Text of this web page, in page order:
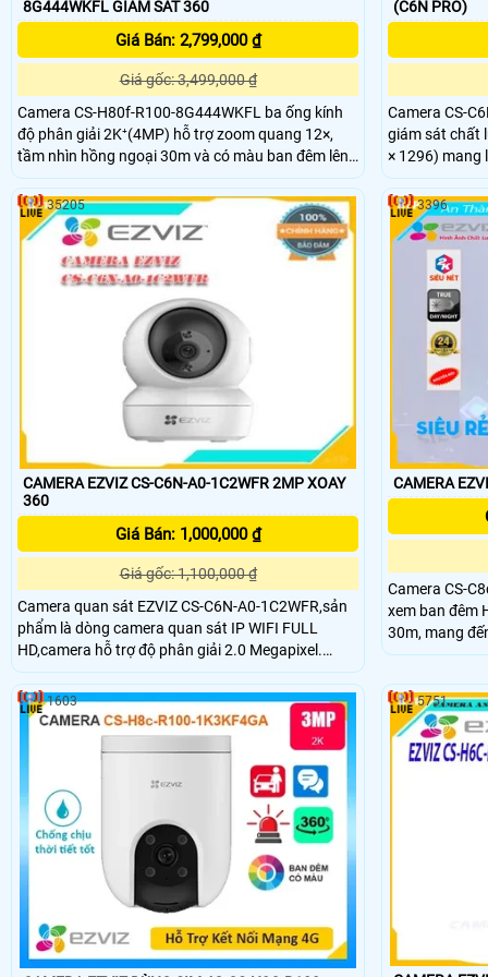
8G444WKFL GIÁM SÁT 360
Giá Bán: 2,799,000 ₫
Giá gốc: 3,499,000 ₫
Camera CS-H80f-R100-8G444WKFL ba ống kính
độ phân giải 2K⁺(4MP) hỗ trợ zoom quang 12×,
tầm nhìn hồng ngoại 30m và có màu ban đêm lên
đến 20m. Camera quay xoay 360° tích hợp đàm
thoại hai chiều, còi báo động và đèn chớp giúp
tăng cường an ninh. Chuẩn IP67 đảm bảo khả
năng chống bụi, nước, hoạt động bền bỉ trong mọi
điều kiện thời tiết.
(C6N PRO)
Camera CS-
giám sát chất
× 1296) mang
Camera có
2 chiều tích
bạn dễ dàng
CAMERA EZVIZ CS-C6N-A0-1C2WFR 2MP XOAY
360
Giá Bán: 1,000,000 ₫
Giá gốc: 1,100,000 ₫
Camera quan sát EZVIZ CS-C6N-A0-1C2WFR,sản
phẩm là dòng camera quan sát IP WIFI FULL
HD,camera hỗ trợ độ phân giải 2.0 Megapixel.
Camera hỗ trợ quay xoay 4 chiều (góc xoay ngang:
340°, góc xoay dọc: 120°),Hỗ trợ thẻ nhớ MicroSD
Card lên đến 256GB,Hỗ trợ 1 cổng LAN RJ45,tính
năng thông minh
35205
CAMERA
Camera CS-
xem ban đêm
30m, mang
Với công nghệ
công nghệ IP
trong nhà
3396
1603 5751